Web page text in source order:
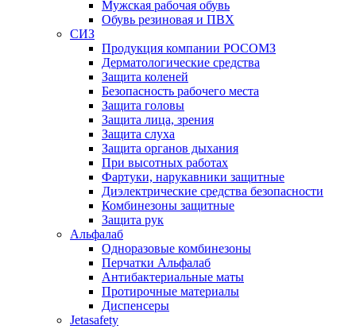
Мужская рабочая обувь
Обувь резиновая и ПВХ
СИЗ
Продукция компании РОСОМЗ
Дерматологические средства
Защита коленей
Безопасность рабочего места
Защита головы
Защита лица, зрения
Защита слуха
Защита органов дыхания
При высотных работах
Фартуки, нарукавники защитные
Диэлектрические средства безопасности
Комбинезоны защитные
Защита рук
Альфалаб
Одноразовые комбинезоны
Перчатки Альфалаб
Антибактериальные маты
Протирочные материалы
Диспенсеры
Jetasafety